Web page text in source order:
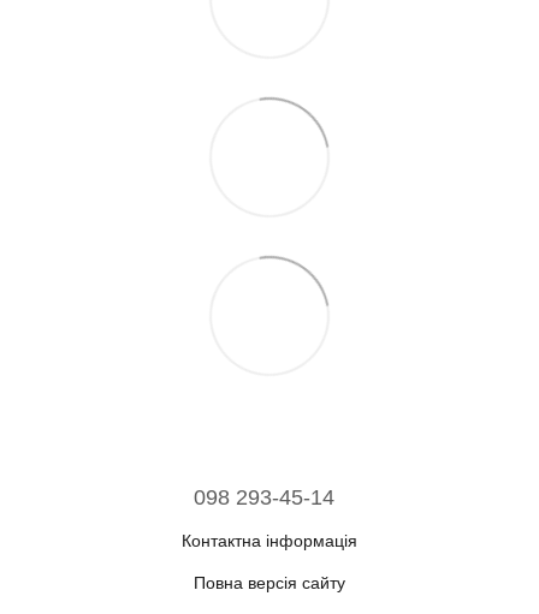
098 293-45-14
Контактна інформація
Повна версія сайту